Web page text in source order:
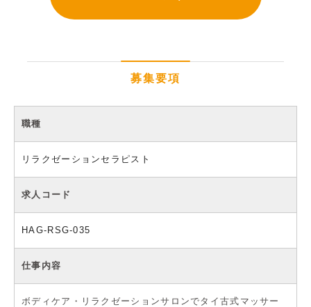
募集要項
職種
リラクゼーションセラピスト
求人コード
HAG-RSG-035
仕事内容
ボディケア・リラクゼーションサロンでタイ古式マッサー